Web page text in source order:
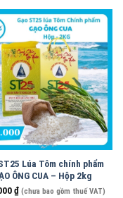
Lúa Tôm chính phẩm
ÔNG CUA – Hộp 2kg
₫ (chưa bao gồm thuế VAT)